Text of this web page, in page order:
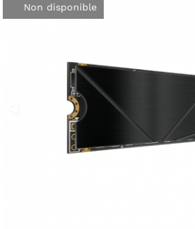
Non disponible